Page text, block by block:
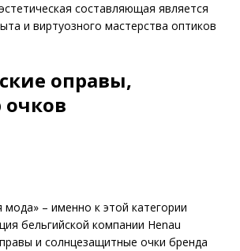
составляющая является
и виртуозного мастерства оптиков
оправы,
мода» – именно к этой категории
бельгийской компании Henau
и солнцезащитные очки бренда